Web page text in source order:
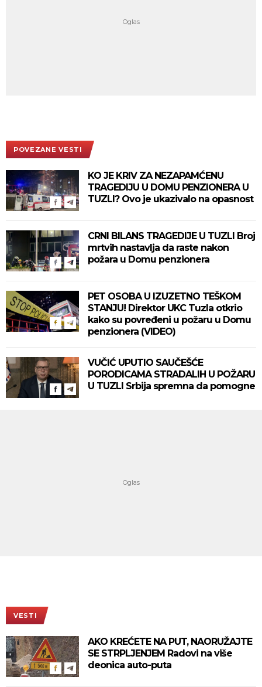
POVEZANE VESTI
KO JE KRIV ZA NEZAPAMĆENU
TRAGEDIJU U DOMU PENZIONERA U
TUZLI? Ovo je ukazivalo na opasnost
CRNI BILANS TRAGEDIJE U TUZLI Broj
mrtvih nastavlja da raste nakon
požara u Domu penzionera
PET OSOBA U IZUZETNO TEŠKOM
STANJU! Direktor UKC Tuzla otkrio
kako su povređeni u požaru u Domu
penzionera (VIDEO)
VUČIĆ UPUTIO SAUČEŠĆE
PORODICAMA STRADALIH U POŽARU
U TUZLI Srbija spremna da pomogne
VESTI
AKO KREĆETE NA PUT, NAORUŽAJTE
SE STRPLJENJEM Radovi na više
deonica auto-puta